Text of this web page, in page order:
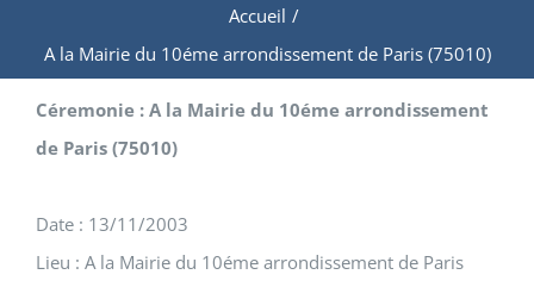
Accueil /
A la Mairie du 10éme arrondissement de Paris (75010)
Céremonie : A la Mairie du 10éme arrondissement
de Paris (75010)
Date : 13/11/2003
Lieu : A la Mairie du 10éme arrondissement de Paris